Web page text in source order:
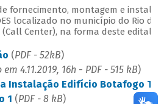
fornecimento, montagem e
localizado no município do Rio
Center), na forma deste edital e
(PDF - 52kB)
4.11.2019, 16h - PDF - 515 kB)
Instalação Edifício Botafogo
1 (PDF - 8 kB)